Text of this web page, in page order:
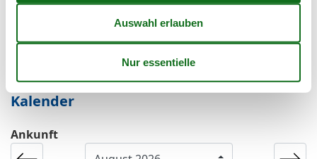
Kurzurlaub
Sie haben das ganze Jahr die Möglichkeit einen
Kurzurlaub zu machen.
Kalender
Ankunft